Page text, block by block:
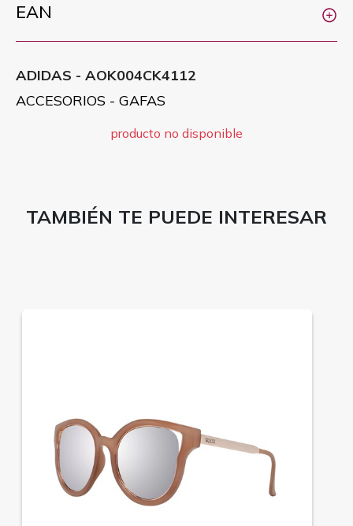
EAN
ADIDAS - AOK004CK4112
ACCESORIOS - GAFAS
producto no disponible
TAMBIÉN TE PUEDE INTERESAR